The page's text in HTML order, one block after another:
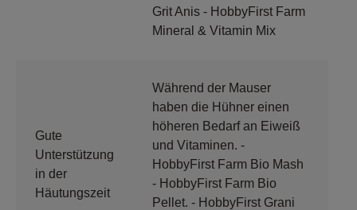
Grit Anis - HobbyFirst Farm
Mineral & Vitamin Mix
Gute
Unterstützung
in der
Häutungszeit
Während der Mauser
haben die Hühner einen
höheren Bedarf an Eiweiß
und Vitaminen. -
HobbyFirst Farm Bio Mash
- HobbyFirst Farm Bio
Pellet. - HobbyFirst Grani